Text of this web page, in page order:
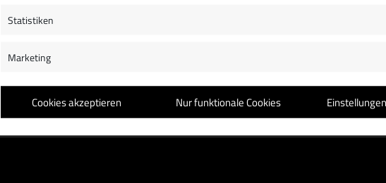
Statistiken
Marketing
Cookies akzeptieren Nur funktionale Cookies
KEINER KANN DIE WELT ANHALTEN
…